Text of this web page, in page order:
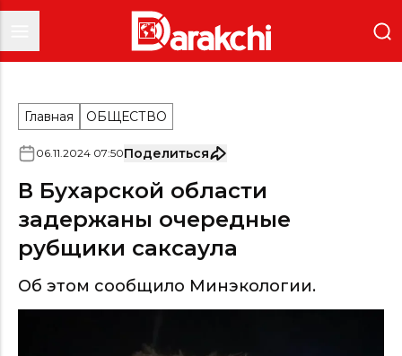
Главная ОБЩЕСТВО
06.11.2024 07:50Поделиться
В Бухарской области
задержаны очередные
рубщики саксаула
Об этом сообщило Минэкологии.